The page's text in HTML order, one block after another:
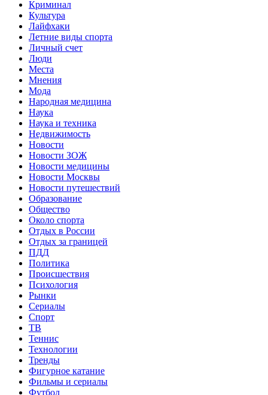
Криминал
Культура
Лайфхаки
Летние виды спорта
Личный счет
Люди
Места
Мнения
Мода
Народная медицина
Наука
Наука и техника
Недвижимость
Новости
Новости ЗОЖ
Новости медицины
Новости Москвы
Новости путешествий
Образование
Общество
Около спорта
Отдых в России
Отдых за границей
ПДД
Политика
Происшествия
Психология
Рынки
Сериалы
Спорт
ТВ
Теннис
Технологии
Тренды
Фигурное катание
Фильмы и сериалы
Футбол